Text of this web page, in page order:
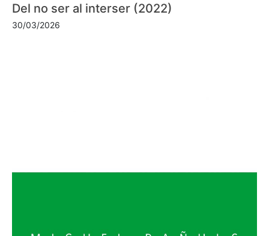
Del no ser al interser (2022)
30/03/2026